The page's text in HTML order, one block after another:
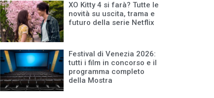
XO Kitty 4 si farà? Tutte le
novità su uscita, trama e
futuro della serie Netflix
Festival di Venezia 2026:
tutti i film in concorso e il
programma completo
della Mostra